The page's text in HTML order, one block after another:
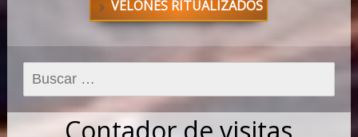
VELONES RITUALIZADOS
Buscar: